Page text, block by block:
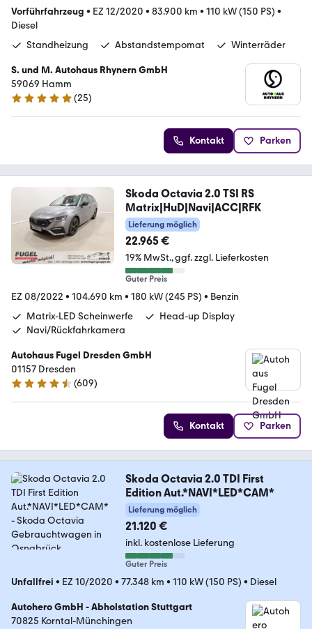
Vorführfahrzeug • EZ 12/2020 • 83.900 km • 110 kW (150 PS) •
Diesel
Standheizung
Abstandstempomat Winterräder
S. und M. Autohaus Rhynern GmbH
59069 Hamm
5 Sterne
(25)
Kontakt Parken
Skoda Octavia 2.0 TSI RS
Matrix|HuD|Navi|ACC|RFK
Lieferung möglich
22.965 €
19% MwSt. ggf. zzgl. Lieferkosten
Guter Preis
EZ 08/2022 • 104.690 km • 180 kW (245 PS) • Benzin
Matrix-LED Scheinwerfe
Head-up Display
Navi/Rückfahrkamera
Autohaus Fugel Dresden GmbH
01157 Dresden
4.6 Sterne
(609)
Kontakt Parken
Skoda Octavia 2.0 TDI First
Edition Aut.*NAVI*LED*CAM*
Lieferung möglich
21.120 €
inkl. kostenlose Lieferung
Guter Preis
Unfallfrei • EZ 10/2020 • 77.348 km • 110 kW (150 PS) • Diesel
Autohero GmbH - Abholstation Stuttgart
70825 Korntal-Münchingen